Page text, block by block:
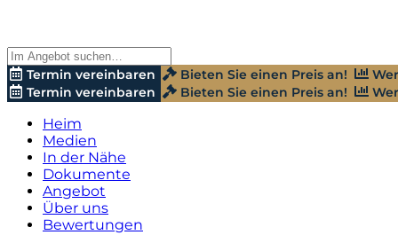
Termin vereinbaren Bieten Sie einen Preis an!
Termin vereinbaren
Bieten Sie einen Preis an!
Heim
Medien
In der Nähe
Dokumente
Angebot
Über uns
Bewertungen